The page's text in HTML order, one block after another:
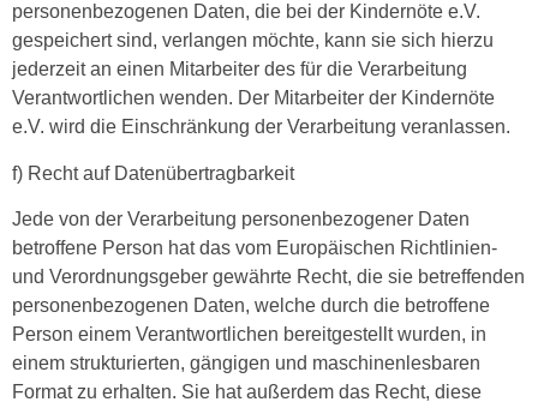
personenbezogenen Daten, die bei der Kindernöte e.V.
gespeichert sind, verlangen möchte, kann sie sich hierzu
jederzeit an einen Mitarbeiter des für die Verarbeitung
Verantwortlichen wenden. Der Mitarbeiter der Kindernöte
e.V. wird die Einschränkung der Verarbeitung veranlassen.
f) Recht auf Datenübertragbarkeit
Jede von der Verarbeitung personenbezogener Daten
betroffene Person hat das vom Europäischen Richtlinien-
und Verordnungsgeber gewährte Recht, die sie betreffenden
personenbezogenen Daten, welche durch die betroffene
Person einem Verantwortlichen bereitgestellt wurden, in
einem strukturierten, gängigen und maschinenlesbaren
Format zu erhalten. Sie hat außerdem das Recht, diese